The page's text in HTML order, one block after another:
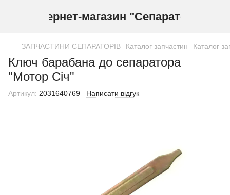
Інтернет-магазин "Сепаратор"
ЗАПЧАСТИНИ СЕПАРАТОРІВ Каталог запчастин Каталог
Ключ барабана до сепаратора
"Мотор Січ"
Артикул: 2031640769 Написати відгук